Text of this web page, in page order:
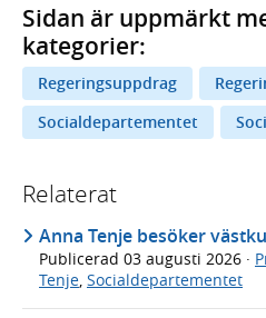
Sidan är uppmärkt
kategorier:
Regeringsuppdrag
Socialdepartementet
Relaterat
Anna Tenje besöker
Publicerad 03 augusti 2026 ·
Tenje, Socialdepartementet